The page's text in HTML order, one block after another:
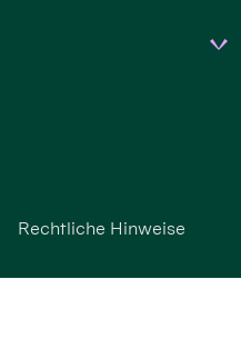
Rechtliche Hinweise